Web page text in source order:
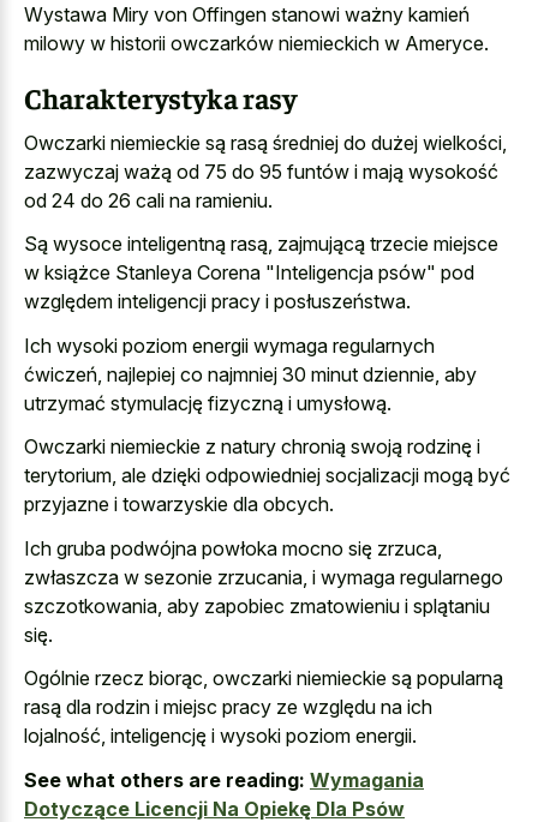
Wystawa Miry von Offingen stanowi ważny kamień
milowy w historii owczarków niemieckich w Ameryce.
Charakterystyka rasy
Owczarki niemieckie są rasą średniej do dużej wielkości,
zazwyczaj ważą od 75 do 95 funtów i mają wysokość
od 24 do 26 cali na ramieniu.
Są wysoce inteligentną rasą, zajmującą trzecie miejsce
w książce Stanleya Corena "Inteligencja psów" pod
względem inteligencji pracy i posłuszeństwa.
Ich wysoki poziom energii wymaga regularnych
ćwiczeń, najlepiej co najmniej 30 minut dziennie, aby
utrzymać stymulację fizyczną i umysłową.
Owczarki niemieckie z natury chronią swoją rodzinę i
terytorium, ale dzięki odpowiedniej socjalizacji mogą być
przyjazne i towarzyskie dla obcych.
Ich gruba podwójna powłoka mocno się zrzuca,
zwłaszcza w sezonie zrzucania, i wymaga regularnego
szczotkowania, aby zapobiec zmatowieniu i splątaniu
się.
Ogólnie rzecz biorąc, owczarki niemieckie są popularną
rasą dla rodzin i miejsc pracy ze względu na ich
lojalność, inteligencję i wysoki poziom energii.
See what others are reading: Wymagania
Dotyczące Licencji Na Opiekę Dla Psów